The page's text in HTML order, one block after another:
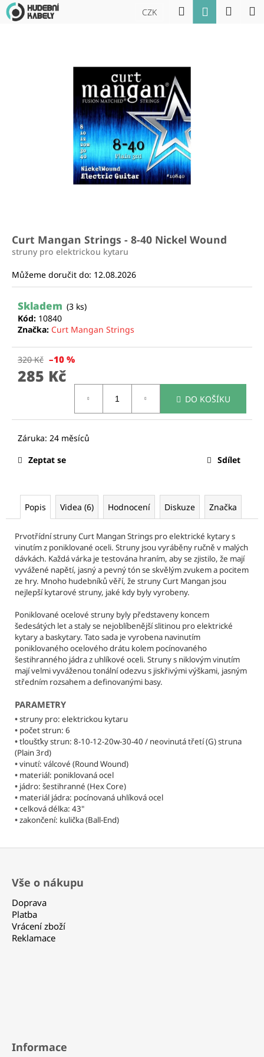
Přejít
na
CZK Hledat Přihlášení
Curt Mangan Strings - 8-40 Nickel Wound
struny pro elektrickou kytaru
Můžeme doručit do: 12.08.2026
Skladem (3 ks)
Kód: 10840
Značka: Curt Mangan Strings
320 Kč –10 %
285 Kč
DO KOŠÍKU
Zeptat se Sdílet
Popis Videa (6) Hodnocení Diskuze Značka
Prvotřídní struny Curt Mangan Strings pro elektrické kytary s
vinutím z poniklované oceli. Struny jsou vyráběny ručně v malých
dávkách. Každá várka je testována hraním, aby se zjistilo, že mají
vyvážené napětí, jasný a pevný tón se skvělým zvukem a pocitem
ze hry. Mnoho hudebníků věří, že struny Curt Mangan jsou
nejlepší kytarové struny, jaké kdy byly vyrobeny.
Poniklované ocelové struny byly představeny koncem
šedesátých let a staly se nejoblíbenější slitinou pro elektrické
kytary a baskytary. Tato sada je vyrobena navinutím
poniklovaného ocelového drátu kolem pocínovaného
šestihranného jádra z uhlíkové oceli. Struny s niklovým vinutím
mají velmi vyváženou tonální odezvu s jiskřivými výškami, jasným
středním rozsahem a definovanými basy.
PARAMETRY
•struny pro: elektrickou kytaru
• počet strun: 6
•tloušťky strun: 8-10-12-20w-30-40 / neovinutá třetí (G) struna
(Plain 3rd)
•vinutí: válcové (Round Wound)
• materiál: poniklovaná ocel
• jádro: šestihranné (Hex Core)
• materiál jádra: pocínovaná uhlíková ocel
•celková délka: 43"
•zakončení: kulička (Ball-End)
K
o
t
e
a
HLEDAT
o
u
č
u
j
e
m
e
CURT
MANGAN
STRINGS
9-
46
WOUND
STRUNY
PRO
ELEKTRICKOU
KYTARU
295
Kč
Původně:
300
Kč
Vše o nákupu
Doprava
Platba
Vrácení zboží
Reklamace
Informace